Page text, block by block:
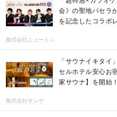
会》の聖地パセラ
を記念したコラボ
株式会社ニュートン
「サウナイキタイ
セルホテル安心お
家サウナ】を開始！
株式会社サンザ